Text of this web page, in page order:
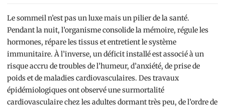
Le sommeil n’est pas un luxe mais un pilier de la santé.
Pendant la nuit, l’organisme consolide la mémoire, régule les
hormones, répare les tissus et entretient le système
immunitaire. À l’inverse, un déficit installé est associé à un
risque accru de troubles de l’humeur, d’anxiété, de prise de
poids et de maladies cardiovasculaires. Des travaux
épidémiologiques ont observé une surmortalité
cardiovasculaire chez les adultes dormant très peu, de l’ordre de